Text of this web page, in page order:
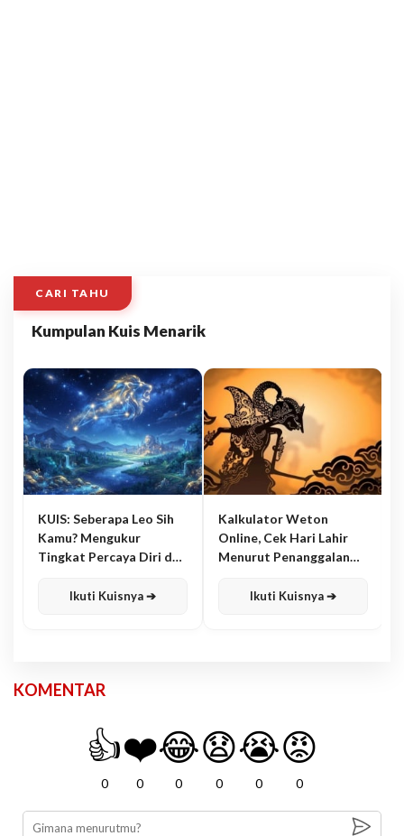
CARI TAHU
Kumpulan Kuis Menarik
KUIS: Seberapa Leo Sih
Kamu? Mengukur
Tingkat Percaya Diri dan
Ikuti Kuisnya ➔
Kalkulator Weton
Online, Cek Hari Lahir
Menurut Penanggalan
Ikuti Kuisnya ➔
KOMENTAR
👍
0
❤️
0
😂
0
😧
0
😭
0
😡
0